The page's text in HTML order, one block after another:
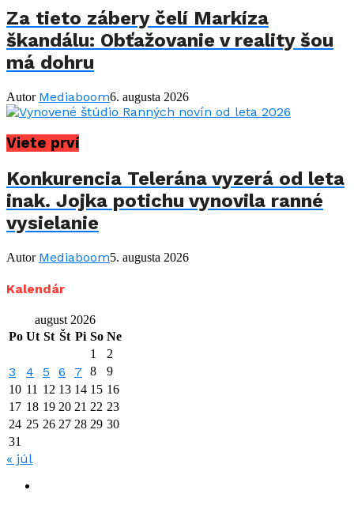
Za tieto zábery čelí Markíza
škandálu: Obťažovanie v reality šou
má dohru
Autor Mediaboom6. augusta 2026
Viete prví
Konkurencia Telerána vyzerá od leta
inak. Jojka potichu vynovila ranné
vysielanie
Autor Mediaboom5. augusta 2026
Kalendár
august 2026
Po Ut St Št Pi So Ne
1
2
3 4 5 6 7 8
9
10 11 12 13 14 15 16
17 18 19 20 21 22 23
24 25 26 27 28 29 30
31
« júl